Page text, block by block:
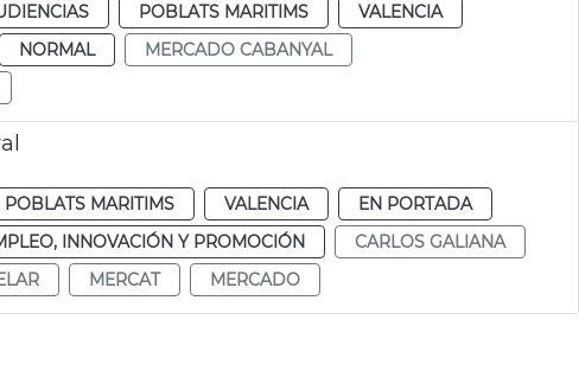
POBLATS MARITIMS
VALENCIA
NORMAL
MERCADO CABANYAL
POBLATS MARITIMS VALENCIA
EN PORTADA
INNOVACIÓN Y PROMOCIÓN
CARLOS GALIANA
MERCAT MERCADO